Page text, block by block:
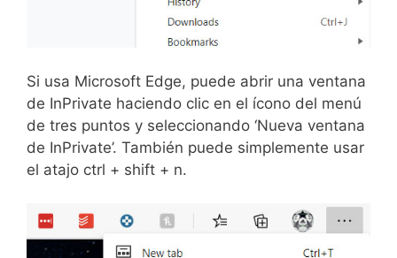
Si usa Microsoft Edge, puede abrir una ventana
de InPrivate haciendo clic en el ícono del menú
de tres puntos y seleccionando ‘Nueva ventana
de InPrivate’. También puede simplemente usar
el atajo ctrl + shift + n.